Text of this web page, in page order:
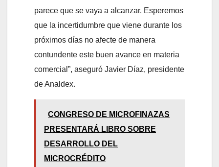
parece que se vaya a alcanzar. Esperemos
que la incertidumbre que viene durante los
próximos días no afecte de manera
contundente este buen avance en materia
comercial”, aseguró Javier Díaz, presidente
de Analdex.
CONGRESO DE MICROFINAZAS
PRESENTARÁ LIBRO SOBRE
DESARROLLO DEL
MICROCRÉDITO